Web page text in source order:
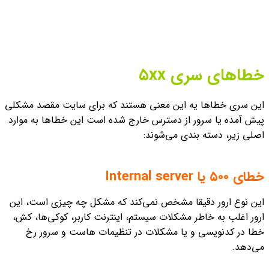
خطاهای سری ۵xx
این سری خطاها یه این معنی هستند که برای سایت مقصد مشکلی
پیش آمده یا سرور از دسترس خارج شده است این خطاها به موارد
اصلی زیر، دسته بندی می‌شوند:
خطای ۵۰۰ یا Internal server
این نوع ارور دقیقا مشخص نمی‌کند که مشکل چه چیزی است، این
ارور اغلب به خاطر مشکلات سیستم، اینترنت کاربر، کوکی‌ها‌، کش،
خطا در کدنویسی و یا مشکلات در تنظیمات هاست و سرور رخ
می‌دهد.